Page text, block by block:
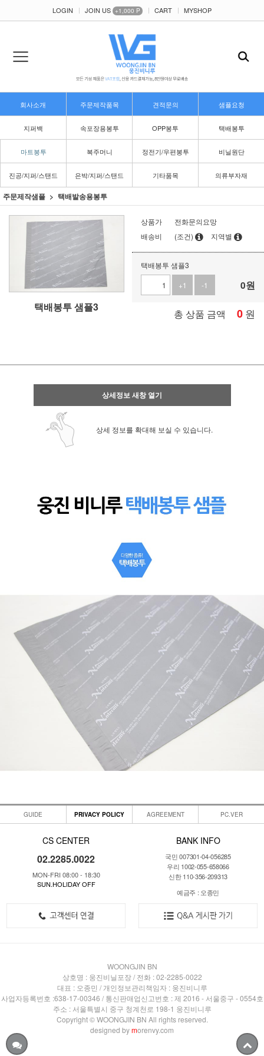
LOGIN JOIN US +1,000 P CART MYSHOP
회사소개 주문제작품목 견적문의 샘플요청
지퍼백 속포장용봉투 OPP봉투 택배봉투
마트봉투 복주머니 정전기/우편봉투 비닐원단
진공/지퍼/스탠드 은박/지퍼/스탠드 기타품목 의류부자재
주문제작샘플 택배발송용봉투
택배봉투 샘플3
상품가
전화문의요망
배송비
(조건) 지역별
택배봉투 샘플3
+1
-1 0원
총 상품 금액 0 원
상세정보 새창 열기
상세 정보를 확대해 보실 수 있습니다.
GUIDE PRIVACY POLICY AGREEMENT PC.VER
CS CENTER
02.2285.0022
MON-FRI 08:00 - 18:30
SUN.HOLIDAY OFF
BANK INFO
국민 007301-04-056285
우리 1002-055-658066
신한 110-356-209313
예금주 : 오종민
WOONGJIN BN
상호명 : 웅진비닐포장 / 전화 : 02-2285-0022
대표 : 오종민 / 개인정보관리책임자 : 웅진비니루
사업자등록번호 :638-17-00346 / 통신판매업신고번호 : 제 2016 - 서울중구 - 0554호
주소 : 서울특별시 중구 청계천로 198-1 웅진비니루
Copyright © WOONGJIN BN All rights reserved.
designed bymorenvy.com